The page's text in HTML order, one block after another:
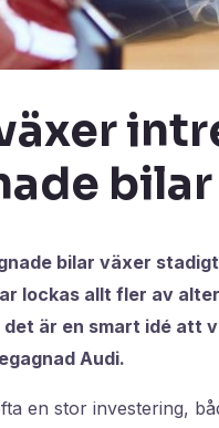
bilar
bilar växer
lockas allt fler av
är en smart idé att
Audi.
en stor investering,